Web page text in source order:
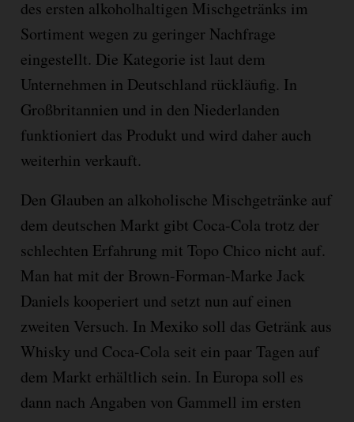
des ersten alkoholhaltigen Mischgetränks im
Sortiment wegen zu geringer Nachfrage
eingestellt. Die Kategorie ist laut dem
Unternehmen in Deutschland rückläufig. In
Großbritannien und in den Niederlanden
funktioniert das Produkt und wird daher auch
weiterhin verkauft.
Den Glauben an alkoholische Mischgetränke auf
dem deutschen Markt gibt Coca-Cola trotz der
schlechten Erfahrung mit Topo Chico nicht auf.
Man hat mit der Brown-Forman-Marke Jack
Daniels kooperiert und setzt nun auf einen
zweiten Versuch. In Mexiko soll das Getränk aus
Whisky und Coca-Cola seit ein paar Tagen auf
dem Markt erhältlich sein. In Europa soll es
dann nach Angaben von Gammell im ersten